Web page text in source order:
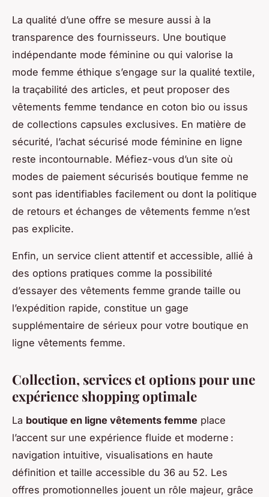
La qualité d’une offre se mesure aussi à la
transparence des fournisseurs. Une boutique
indépendante mode féminine ou qui valorise la
mode femme éthique s’engage sur la qualité textile,
la traçabilité des articles, et peut proposer des
vêtements femme tendance en coton bio ou issus
de collections capsules exclusives. En matière de
sécurité, l’achat sécurisé mode féminine en ligne
reste incontournable. Méfiez-vous d’un site où
modes de paiement sécurisés boutique femme ne
sont pas identifiables facilement ou dont la politique
de retours et échanges de vêtements femme n’est
pas explicite.
Enfin, un service client attentif et accessible, allié à
des options pratiques comme la possibilité
d’essayer des vêtements femme grande taille ou
l’expédition rapide, constitue un gage
supplémentaire de sérieux pour votre boutique en
ligne vêtements femme.
Collection, services et options pour une
expérience shopping optimale
La boutique en ligne vêtements femme place
l’accent sur une expérience fluide et moderne :
navigation intuitive, visualisations en haute
définition et taille accessible du 36 au 52. Les
offres promotionnelles jouent un rôle majeur, grâce